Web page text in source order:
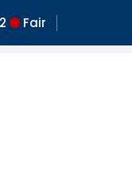
2 Fair